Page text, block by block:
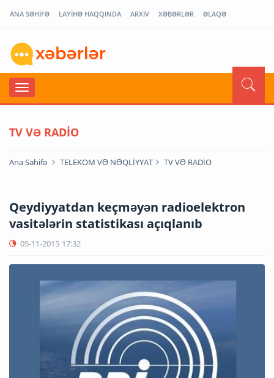
ANA SƏHİFƏ LAYİHƏ HAQQINDA ARXİV XƏBƏRLƏR ƏLAQƏ
TV VƏ RADİO
Ana Səhifə TELEKOM VƏ NƏQLİYYAT TV VƏ RADİO
Qeydiyyatdan keçməyən radioelektron
vasitələrin statistikası açıqlanıb
05-11-2015 17:32